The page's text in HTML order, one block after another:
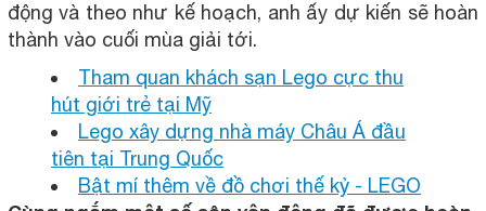
động và theo như kế hoạch, anh ấy dự kiến sẽ hoàn
thành vào cuối mùa giải tới.
Tham quan khách sạn Lego cực thu
hút giới trẻ tại Mỹ
Lego xây dựng nhà máy Châu Á đầu
tiên tại Trung Quốc
Bật mí thêm về đồ chơi thế kỷ - LEGO